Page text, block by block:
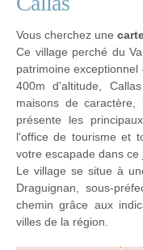
Vous cherchez une
Ce village perché du
patrimoine
400m d'altitude,
maisons de
présente les
l'office de tourisme et
votre escapade dans ce
Le village se situe à
Draguignan, sous-
chemin grâce aux
villes de la région.